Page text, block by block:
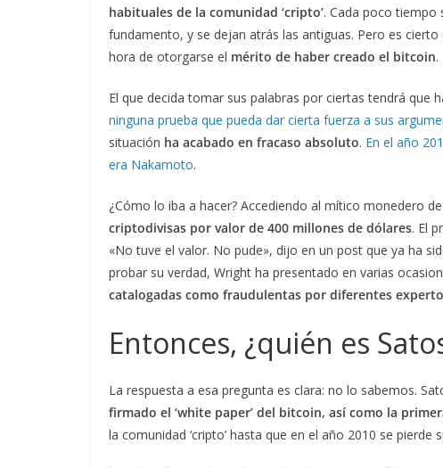
habituales de la comunidad ‘cripto’. Cada poco tiempo
fundamento, y se dejan atrás las antiguas. Pero es
hora de otorgarse el mérito de haber creado el bitcoin.
El que decida tomar sus palabras por ciertas tendrá que
ninguna prueba que pueda dar cierta fuerza a sus
situación ha acabado en fracaso absoluto. En el año
era Nakamoto.
¿Cómo lo iba a hacer? Accediendo al mítico monedero
criptodivisas por valor de 400 millones de dólares. El
«No tuve el valor. No pude», dijo en un post que ya ha
probar su verdad, Wright ha presentado en varias
catalogadas como fraudulentas por diferentes
Entonces, ¿quién es
La respuesta a esa pregunta es clara: no lo sabemos.
firmado el ‘white paper’ del bitcoin, así como la
la comunidad ‘cripto’ hasta que en el año 2010 se pierde